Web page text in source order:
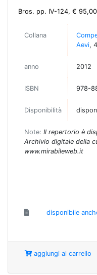
Bros. pp. IV-124, € 95,00
Collana
Aevi,
anno 2012
ISBN 978-
Disponibilità
Note: Il repertorio è
Archivio digitale della
www.mirabileweb.it
disponibile
aggiungi al carrello